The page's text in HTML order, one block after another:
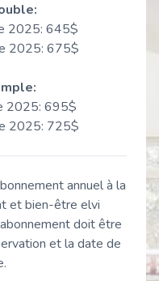
2025: 645$
2025: 675$
2025: 695$
2025: 725$
annuel à la
et bien-être elvi
doit être
et la date de